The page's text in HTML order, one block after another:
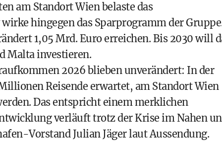
am Standort Wien belaste das
hingegen das Sparprogramm der
1,05 Mrd. Euro erreichen. Bis 2030 will
Malta investieren.
2026 blieben unverändert: In der
Reisende erwartet, am Standort Wien
Das entspricht einem merklichen
verläuft trotz der Krise im Nahen
Vorstand Julian Jäger laut Aussendung.